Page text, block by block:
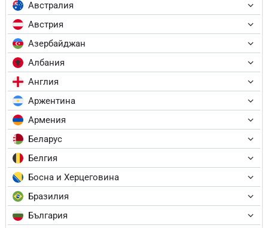
Австралия
Австрия
Азербайджан
Албания
Англия
Аржентина
Армения
Беларус
Белгия
Босна и Херцеговина
Бразилия
България